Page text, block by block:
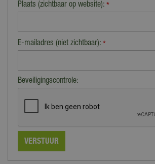
Plaats (zichtbaar op website): *
E-mailadres (niet zichtbaar): *
Beveiligingscontrole: